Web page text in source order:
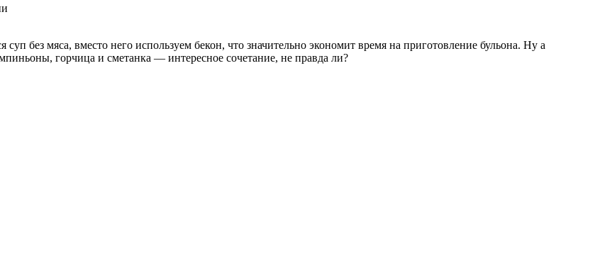
без мяса, вместо него используем бекон, что значительно экономит время на приготовление бульона. Ну а
горчица и сметанка — интересное сочетание, не правда ли?